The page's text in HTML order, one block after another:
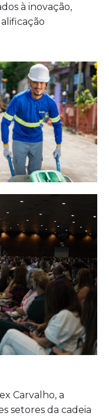
à inovação,
Carvalho, a
setores da cadeia